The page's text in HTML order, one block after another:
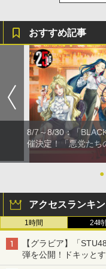
おすすめ記事
8/7～8/30：「
催決定！「悪党たち
●
アクセスランキ
1時間 24時
【グラビア】「
弾を公開！ドキッと